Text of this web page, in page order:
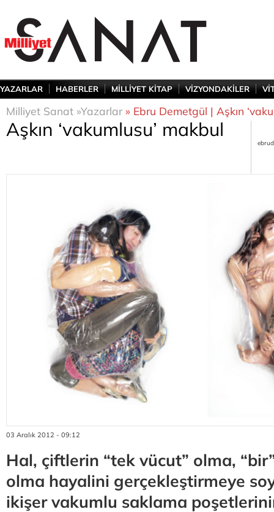
YAZARLAR HABERLER MİLLİYET KİTAP VİZYONDAKİLER
Milliyet Sanat »Yazarlar» Ebru Demetgül | Aşkın
Aşkın ‘vakumlusu’ makbul
03 Aralık 2012 - 09:12
Hal, çiftlerin “tek vücut” olma,
olma hayalini gerçekleştirmeye
ikişer vakumlu saklama